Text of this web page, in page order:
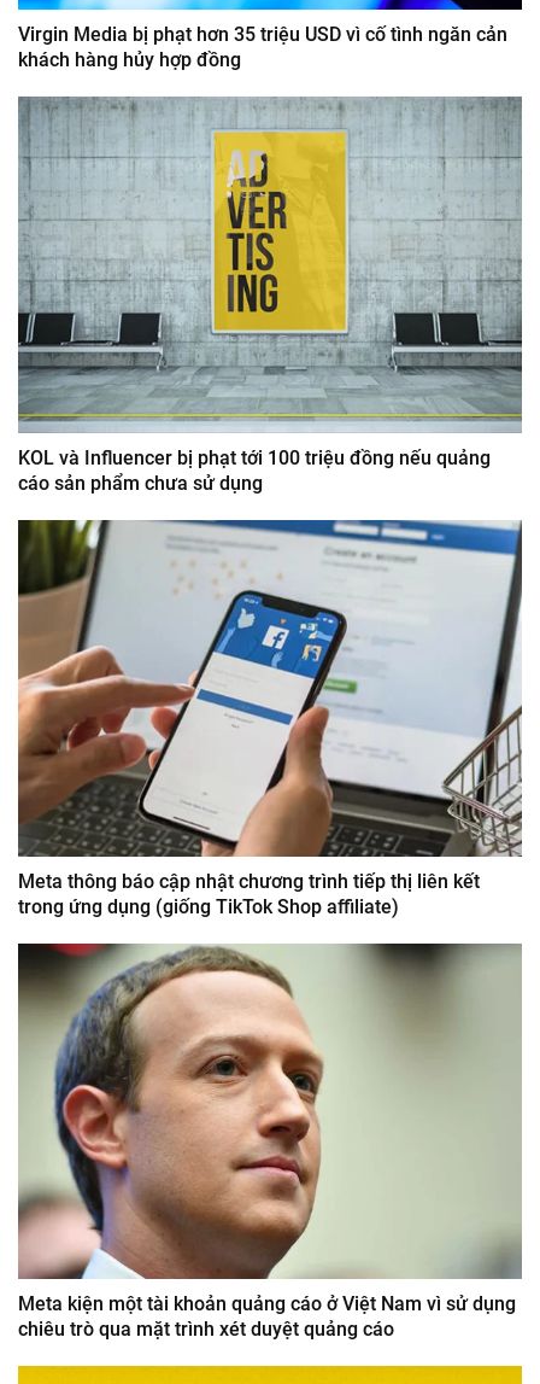
Virgin Media bị phạt hơn 35 triệu USD vì cố tình ngăn cản
khách hàng hủy hợp đồng
KOL và Influencer bị phạt tới 100 triệu đồng nếu quảng
cáo sản phẩm chưa sử dụng
Meta thông báo cập nhật chương trình tiếp thị liên kết
trong ứng dụng (giống TikTok Shop affiliate)
Meta kiện một tài khoản quảng cáo ở Việt Nam vì sử dụng
chiêu trò qua mặt trình xét duyệt quảng cáo